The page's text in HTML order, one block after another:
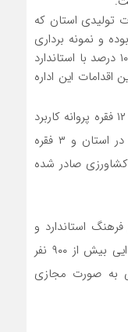
از محصولات تولیدی استان که
و نمونه برداری
۵۶ فقره محصول غذایی مراکز عرضه که ۱۰۰ درصد با استاندارد
این اداره
وی تصریح کرد: از ابتدای امسال تاکنون ۱۲ فقره پروانه کاربرد
علامت استاندارد برای محصولات غذایی در استان و ۳ فقره
کشاورزی صادر شده
استاندارد و
آموزش مدیران کنترل کیفیت صنایع غذایی بیش از ۹۰۰ نفر
به صورت مجازی